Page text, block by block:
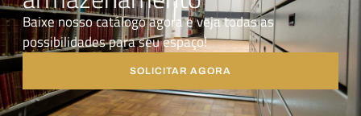
Baixe nosso catálogo agora e veja todas as
possibilidades para seu espaço!
SOLICITAR AGORA